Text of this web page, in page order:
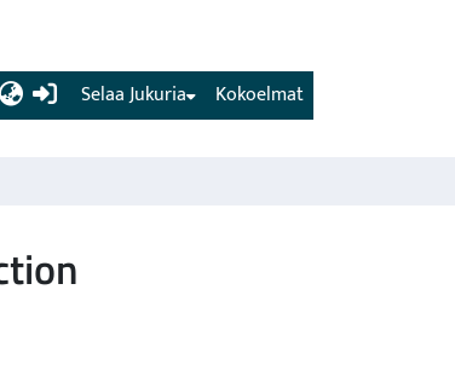
(current) Kokoelmat
Selaa Jukuria